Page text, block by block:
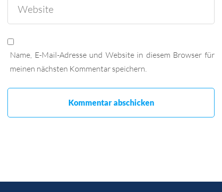
Name, E-Mail-Adresse und Website in diesem Browser für
meinen nächsten Kommentar speichern.